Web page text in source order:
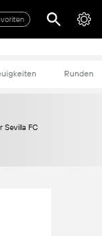
Runden
Sevilla FC